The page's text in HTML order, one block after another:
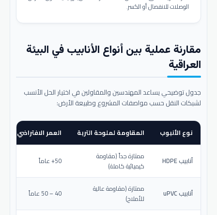
الوصلات للانفصال أو الكسر.
مقارنة عملية بين أنواع الأنابيب في البيئة
العراقية
جدول توضيحي يساعد المهندسين والمقاولين في اختيار الحل الأنسب
لشبكات النقل حسب مواصفات المشروع وطبيعة الأرض:
نوع الأنبوب المقاومة لملوحة التربة العمر الافتراضي
أنابيب HDPE
ممتازة جداً (مقاومة
كيميائية كاملة)
50+ عاماً
أنابيب uPVC
ممتازة (مقاومة عالية
للأملاح)
40 – 50 عاماً